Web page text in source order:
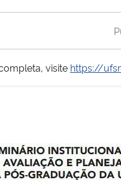
visite https://